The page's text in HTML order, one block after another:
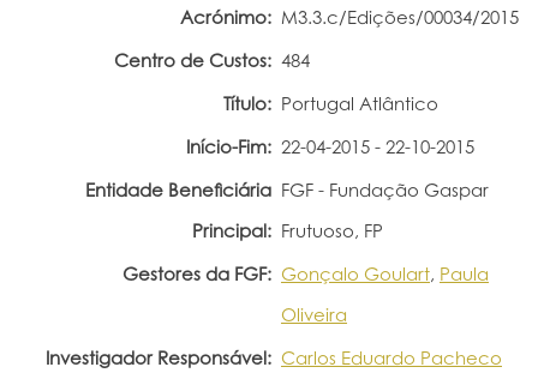
Acrónimo: M3.3.c/Edições/00034/2015
Centro de Custos: 484
Título: Portugal Atlântico
Início-Fim: 22-04-2015 - 22-10-2015
Entidade Beneficiária
Principal:
FGF - Fundação Gaspar
Frutuoso, FP
Gestores da FGF: Gonçalo Goulart, Paula
Oliveira
Investigador Responsável: Carlos Eduardo Pacheco